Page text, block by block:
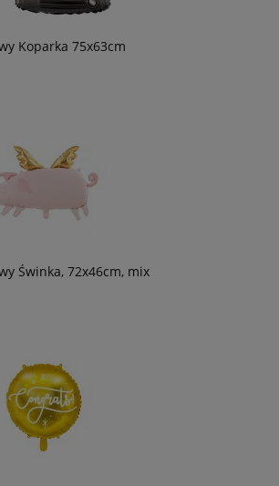
Koparka 75x63cm
Świnka, 72x46cm, mix